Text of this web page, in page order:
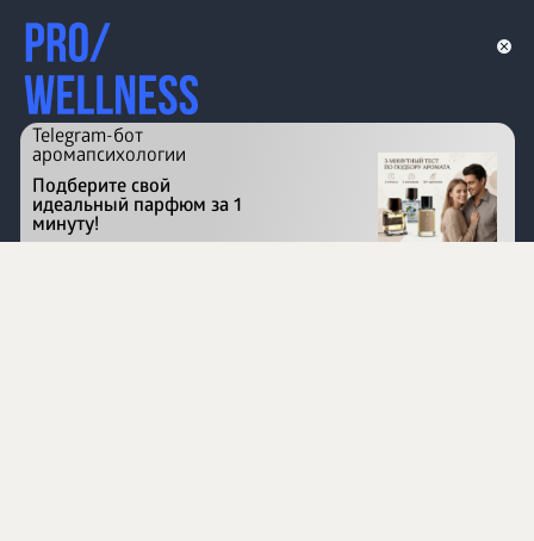
Перейти на сайт
Telegram-бот
аромапсихологии
Подберите свой
идеальный парфюм за 1
минуту!